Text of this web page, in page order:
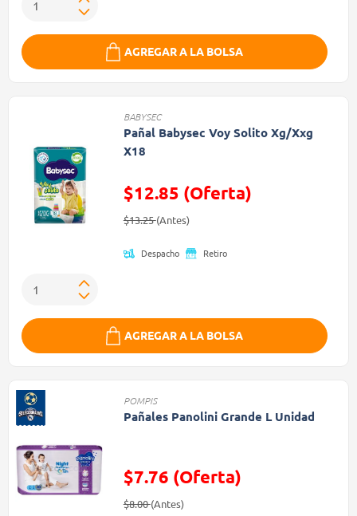
AGREGAR A LA BOLSA
BABYSEC
Pañal Babysec Voy Solito Xg/Xxg
X18
$12.85 (Oferta)
Precio reducido de
$13.25(Antes)(Oferta)
Despacho Retiro
AGREGAR A LA BOLSA
POMPIS
Pañales Panolini Grande L Unidad
$7.76 (Oferta)
Precio reducido de
$8.00(Antes)(Oferta)